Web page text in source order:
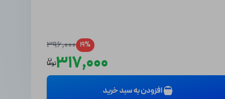
19%
396,000
317,000توما
ن
افزودن به سبد خرید